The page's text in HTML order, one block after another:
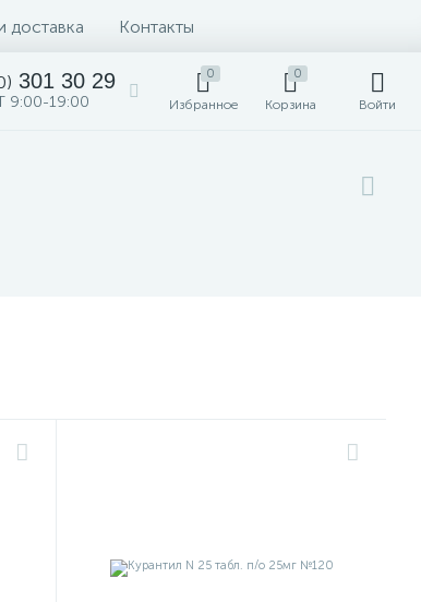
доставка Контакты
301 30 29
9:00-19:00
0
Избранное
0
Корзина Войти